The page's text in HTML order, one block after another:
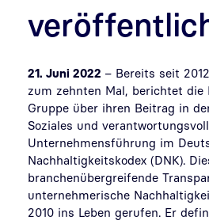
21. Juni 2022 – Bereits seit
zum zehnten Mal, berichtet die
Gruppe über ihren Beitrag in
Soziales und
Unternehmensführung im
Nachhaltigkeitskodex (DNK).
branchenübergreifende
unternehmerische
2010 ins Leben gerufen. Er